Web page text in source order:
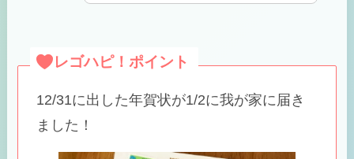
レゴハピ！ポイント
12/31に出した年賀状が1/2に我が家に届き
ました！